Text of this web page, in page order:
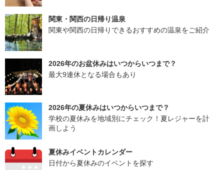
関東・関西の日帰り温泉
関東や関西の日帰りできるおすすめの温泉をご紹介
2026年のお盆休みはいつからいつまで？
最大9連休となる場合もあり
2026年の夏休みはいつからいつまで？
学校の夏休みを地域別にチェック！夏レジャーを計
画しよう
夏休みイベントカレンダー
日付から夏休みのイベントを探す